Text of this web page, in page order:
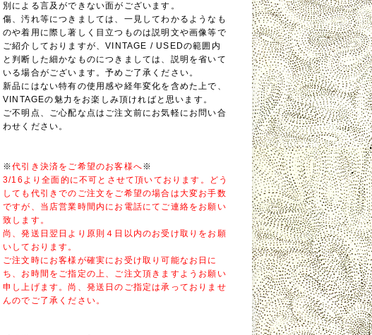
別による言及ができない面がございます。
傷、汚れ等につきましては、一見してわかるようなも
のや着用に際し著しく目立つものは説明文や画像等で
ご紹介しておりますが、VINTAGE / USEDの範囲内
と判断した細かなものにつきましては、説明を省いて
いる場合がございます。予めご了承ください。
新品にはない特有の使用感や経年変化を含めた上で、
VINTAGEの魅力をお楽しみ頂ければと思います。
ご不明点、ご心配な点はご注文前にお気軽にお問い合
わせください。
※代引き決済をご希望のお客様へ※
3/16より全面的に不可とさせて頂いております。どう
しても代引きでのご注文をご希望の場合は大変お手数
ですが、当店営業時間内にお電話にてご連絡をお願い
致します。
尚、発送日翌日より原則４日以内のお受け取りをお願
いしております。
ご注文時にお客様が確実にお受け取り可能なお日に
ち、お時間をご指定の上、ご注文頂きますようお願い
申し上げます。尚、発送日のご指定は承っておりませ
んのでご了承ください。